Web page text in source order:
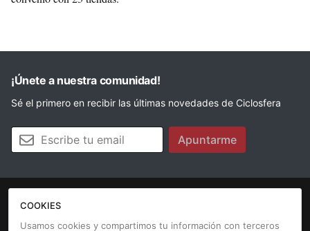
¡Únete a nuestra comunidad!
Sé el primero en recibir las últimas novedades de Ciclosfera
Tu email Apuntarme
La revista
COOKIES
Usamos cookies y compartimos tu información con terceros